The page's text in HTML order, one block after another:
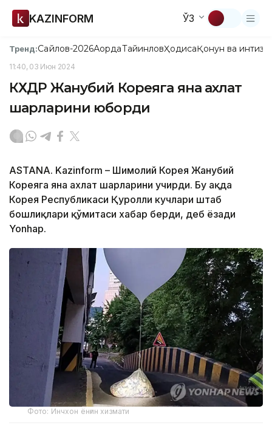
KAZINFORM ЎЗ
Тренд:Сайлов-2026АқордаТайинловҲодисаҚонун ва
11:40, 03 Июн 2024
КХДР Жанубий Кореяга яна ахлат
шарларини юборди
ASTANA. Kazinform – Шимолий Корея Жанубий
Кореяга яна ахлат шарларини учирди. Бу ҳақда
Корея Республикаси Қуролли кучлари штаб
бошлиқлари қўмитаси хабар берди, деб ёзади
Yonhap.
Фото: Инчхон ёнғин хизмати